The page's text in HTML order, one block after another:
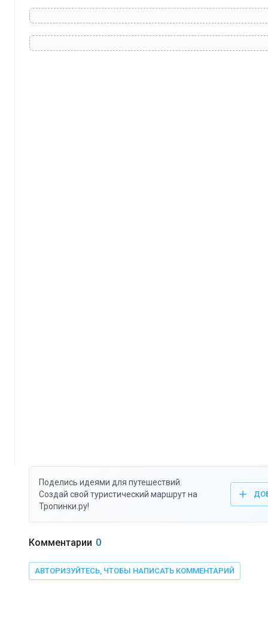
Поделись идеями для путешествий.
Создай свой туристический маршрут на
Тропинки.ру!
Комментарии 0
АВТОРИЗУЙТЕСЬ, ЧТОБЫ НАПИСАТЬ КОММЕНТАРИЙ